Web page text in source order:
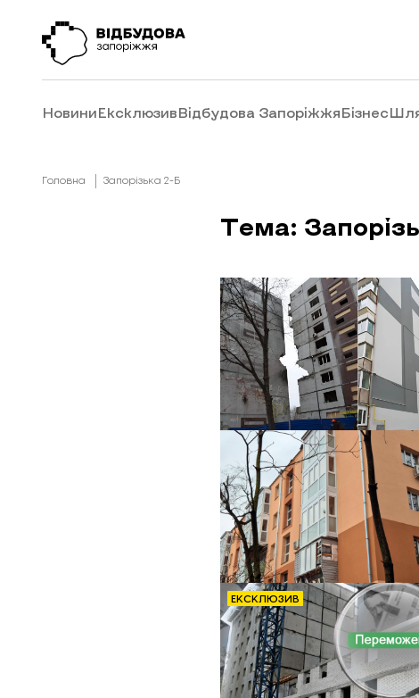
НовиниЕксклюзивВідбудова ЗапоріжжяБізнес
Головна Запорізька 2-Б
Тема:
ЕКСКЛЮЗИВ